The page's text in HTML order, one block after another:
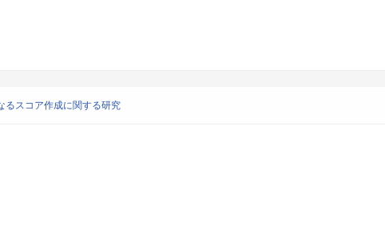
るスコア作成に関する研究